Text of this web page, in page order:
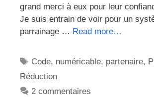
grand merci à eux pour leur
Je suis entrain de voir pour un
parrainage … Read more…
Étiquettes
Code, numéricable, partenaire,
Réduction
2 commentaires